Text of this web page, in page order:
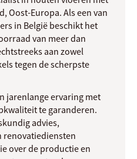
Oost-Europa. Als een van
in België beschikt het
van meer dan
aan zowel
tegen de scherpste
jarenlange ervaring met
te garanderen.
advies,
renovatiediensten
over de productie en